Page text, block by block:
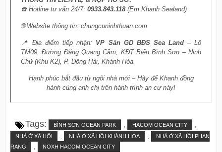
☎️ Hotline tư vấn 24/7: 0933.843.118(Em Khanh Sealand)
🌐 Website thông tin: chungcuninhthuan.com
📍 Địa điểm tiếp nhận: VP Sàn GD BĐS Sea Land– Lô
TM09, Đường Đặng Quang Cầm, KĐT Biển Bình Sơn – Ninh
Chữ (Khu K2), P. Đông Hải, Khánh Hòa.
Hạnh phúc bắt đầu từ ngôi nhà mới – Hãy để Khanh đồng
hành cùng anh chị trên hành trình an cư này!
Tags: BÌNH SƠN OCEAN PARK HACOM OCEAN CITY
NHÀ Ở XÃ HỘI NHÀ Ở XÃ HỘI KHÁNH HÒA
NHÀ Ở XÃ HỘI PHAN
RANG
NOXH HACOM OCEAN CITY